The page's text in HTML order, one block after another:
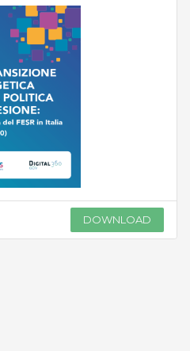
DOWNLOAD